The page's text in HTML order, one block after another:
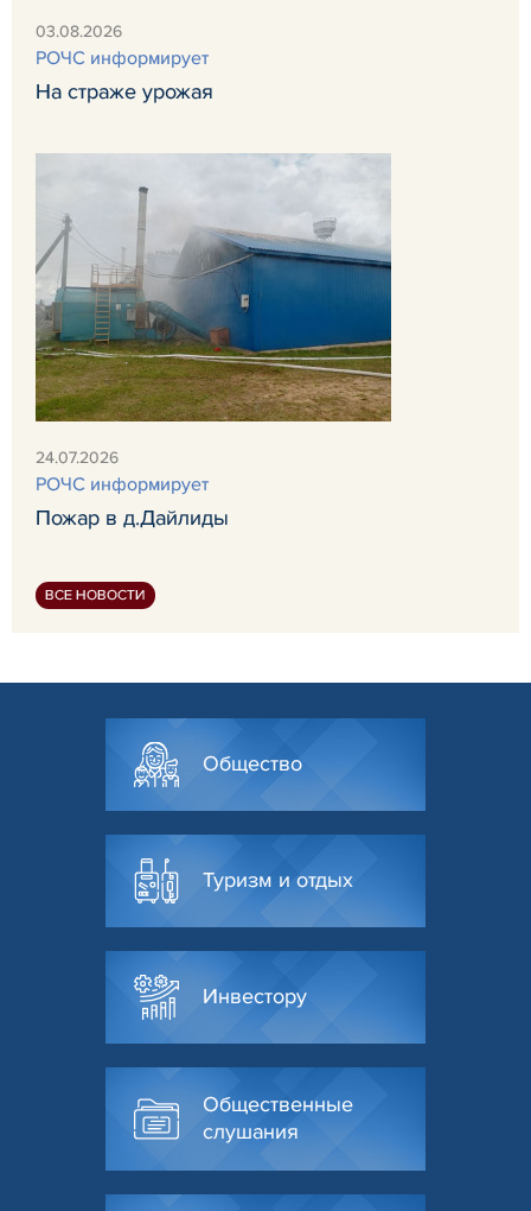
03.08.2026
РОЧС информирует
На страже урожая
24.07.2026
РОЧС информирует
Пожар в д.Дайлиды
ВСЕ НОВОСТИ
Общество
Туризм и отдых
Инвестору
Общественные
слушания